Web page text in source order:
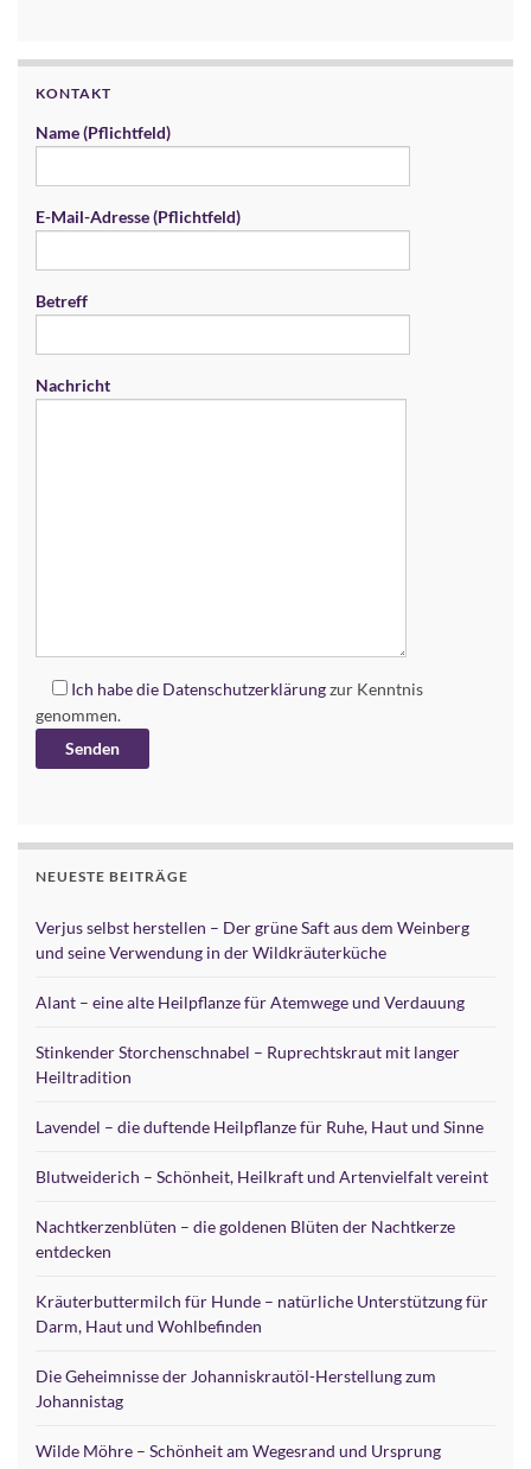
KONTAKT
Name (Pflichtfeld)
E-Mail-Adresse (Pflichtfeld)
Betreff
Nachricht
Ich habe die Datenschutzerklärungzur Kenntnis
genommen.
NEUESTE BEITRÄGE
Verjus selbst herstellen – Der grüne Saft aus dem Weinberg
und seine Verwendung in der Wildkräuterküche
Alant – eine alte Heilpflanze für Atemwege und Verdauung
Stinkender Storchenschnabel – Ruprechtskraut mit langer
Heiltradition
Lavendel – die duftende Heilpflanze für Ruhe, Haut und Sinne
Blutweiderich – Schönheit, Heilkraft und Artenvielfalt vereint
Nachtkerzenblüten – die goldenen Blüten der Nachtkerze
entdecken
Kräuterbuttermilch für Hunde – natürliche Unterstützung für
Darm, Haut und Wohlbefinden
Die Geheimnisse der Johanniskrautöl-Herstellung zum
Johannistag
Wilde Möhre – Schönheit am Wegesrand und Ursprung